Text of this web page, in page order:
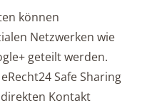
können
Netzwerken wie
geteilt werden.
Safe Sharing
Kontakt